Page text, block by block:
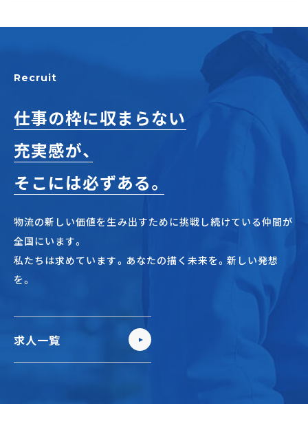
Recruit
仕事の枠に収まらない
充実感が、
そこには必ずある。
物流の新しい価値を生み出すために挑戦し続けている仲間が
全国にいます。
私たちは求めています。あなたの描く未来を。新しい発想
を。
求人一覧